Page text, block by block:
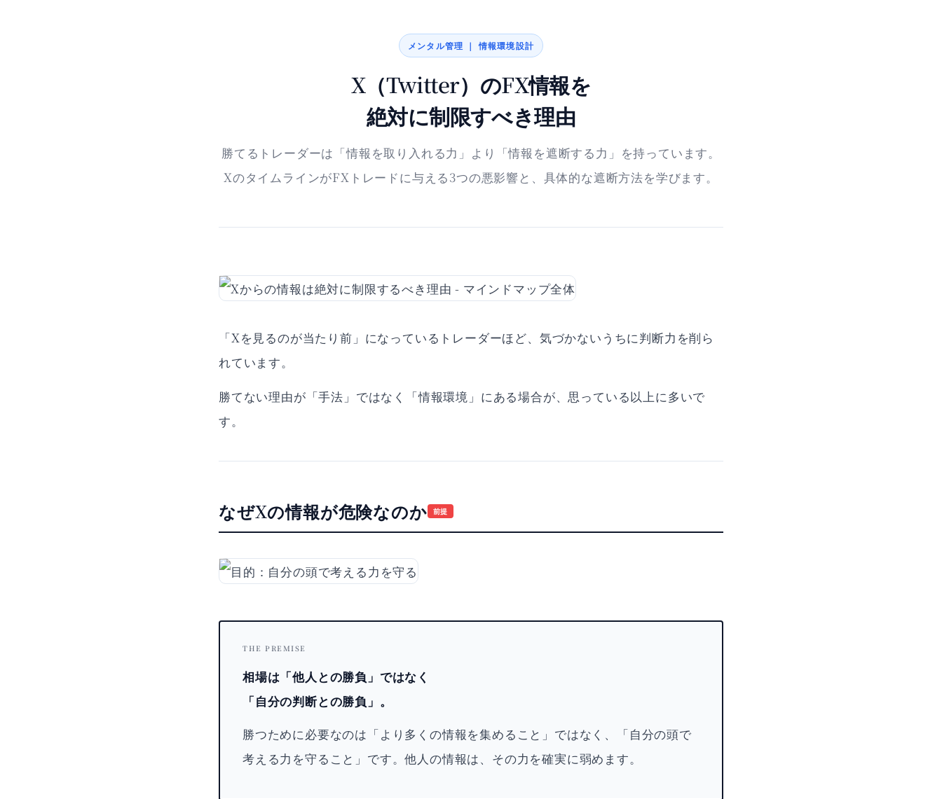
メンタル管理 ｜ 情報環境設計
X（Twitter）のFX情報を
絶対に制限すべき理由
勝てるトレーダーは「情報を取り入れる力」より「情報を遮断する力」を持っています。
XのタイムラインがFXトレードに与える3つの悪影響と、具体的な遮断方法を学びます。
「Xを見るのが当たり前」になっているトレーダーほど、気づかないうちに判断力を削ら
れています。
勝てない理由が「手法」ではなく「情報環境」にある場合が、思っている以上に多いで
す。
なぜXの情報が危険なのか 前提
THE PREMISE
相場は「他人との勝負」ではなく
「自分の判断との勝負」。
勝つために必要なのは「より多くの情報を集めること」ではなく、「自分の頭で
考える力を守ること」です。他人の情報は、その力を確実に弱めます。